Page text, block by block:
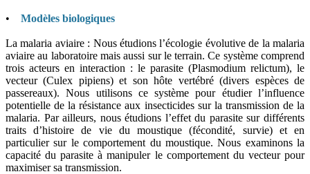
• Modèles biologiques
La malaria aviaire : Nous étudions l’écologie évolutive de la malaria
aviaire au laboratoire mais aussi sur le terrain. Ce système comprend
trois acteurs en interaction : le parasite (Plasmodium relictum), le
vecteur (Culex pipiens) et son hôte vertébré (divers espèces de
passereaux). Nous utilisons ce système pour étudier l’influence
potentielle de la résistance aux insecticides sur la transmission de la
malaria. Par ailleurs, nous étudions l’effet du parasite sur différents
traits d’histoire de vie du moustique (fécondité, survie) et en
particulier sur le comportement du moustique. Nous examinons la
capacité du parasite à manipuler le comportement du vecteur pour
maximiser sa transmission.